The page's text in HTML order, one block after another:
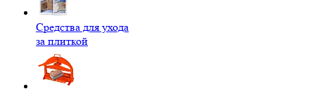
Средства для ухода
за плиткой